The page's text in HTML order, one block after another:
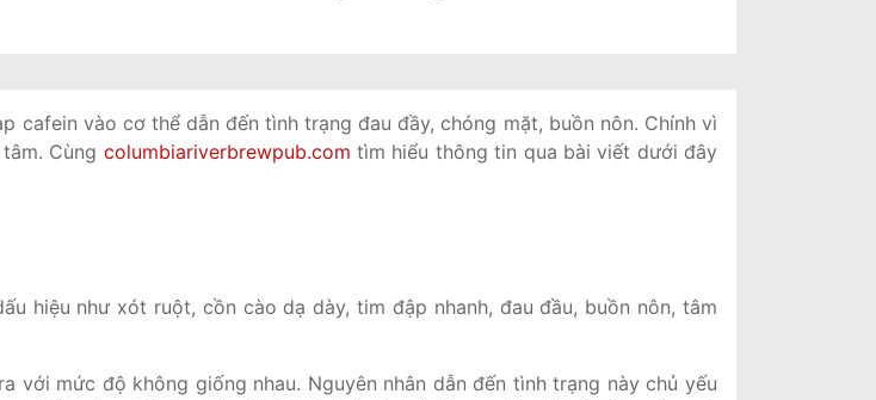
cafein vào cơ thể dẫn đến tình trạng đau đầy, chóng mặt, buồn nôn. Chính vì
Cùng columbiariverbrewpub.com tìm hiểu thông tin qua bài viết dưới đây
hiệu như xót ruột, cồn cào dạ dày, tim đập nhanh, đau đầu, buồn nôn, tâm
với mức độ không giống nhau. Nguyên nhân dẫn đến tình trạng này chủ yếu